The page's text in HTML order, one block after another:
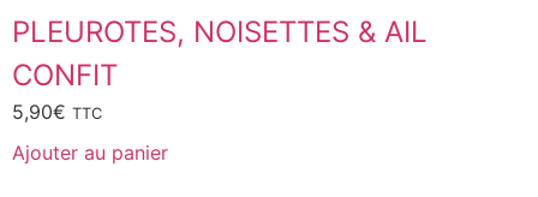
PLEUROTES, NOISETTES & AIL
CONFIT
5,90€ TTC
Ajouter au panier